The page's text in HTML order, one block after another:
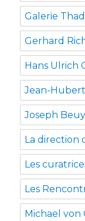
Galerie
Gerhard
Hans Ulrich
Jean-
Joseph
La direction
Les
Les
Michael von